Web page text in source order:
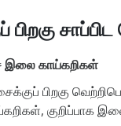
பிறகு
இலை காய்கறிகள்
பிறகு
குறிப்பாக